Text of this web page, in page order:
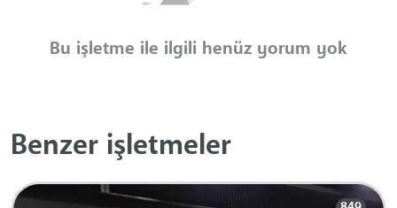
Bu işletme ile ilgili henüz yorum yok
Benzer işletmeler